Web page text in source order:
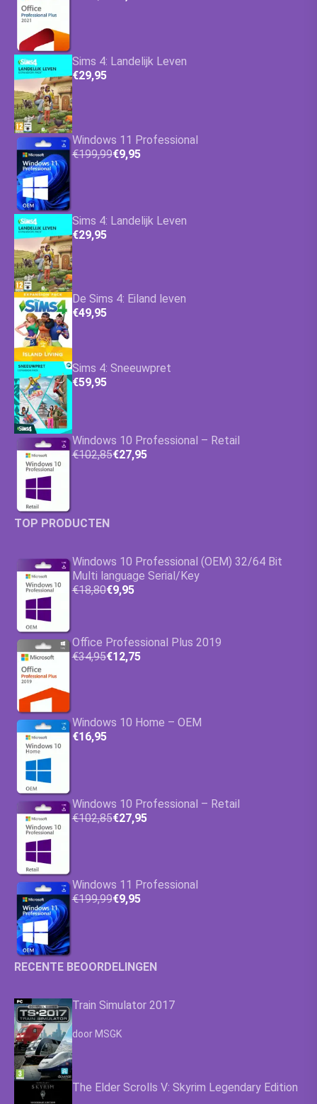
Sims 4: Landelijk Leven
€29,95
Windows 11 Professional
€199,99€9,95
Sims 4: Landelijk Leven
€29,95
De Sims 4: Eiland leven
€49,95
Sims 4: Sneeuwpret
€59,95
Windows 10 Professional – Retail
€102,85€27,95
TOP PRODUCTEN
Windows 10 Professional (OEM) 32/64 Bit
Multi language Serial/Key
€18,80€9,95
Office Professional Plus 2019
€34,95€12,75
Windows 10 Home – OEM
€16,95
Windows 10 Professional – Retail
€102,85€27,95
Windows 11 Professional
€199,99€9,95
RECENTE BEOORDELINGEN
Train Simulator 2017
Waardering
door MSGK
The Elder Scrolls V: Skyrim Legendary Edition